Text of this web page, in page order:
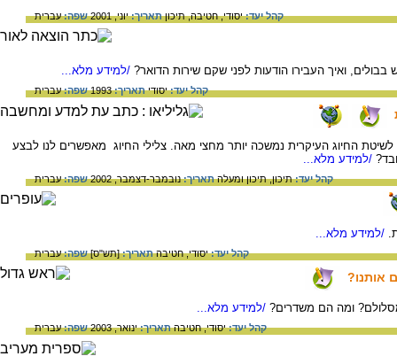
קהל יעד:יסודי,חטיבה,תיכוןתאריך:יוני, 2001 שפה:עברית
ואיך העבירו הודעות לפני שקם שירות הדואר? /למידע מלא...
קהל יעד:יסודיתאריך:1993 שפה:עברית
בשנת 1908, אך הפיכתו לשיטת החיוג העיקרית נמשכה יותר מחצי מאה. צלילי החיוג מאפשרים לנו לבצע
/למידע מלא...
קהל יעד:תיכון,תיכון ומעלהתאריך:נובמבר-דצמבר, 2002 שפה:עברית
/למידע מלא...
קהל יעד:יסודי,חטיבהתאריך:[תש"ס]שפה:עברית
אותנו?
ומה הם משדרים? /למידע מלא...
קהל יעד:יסודי,חטיבהתאריך:ינואר, 2003 שפה:עברית